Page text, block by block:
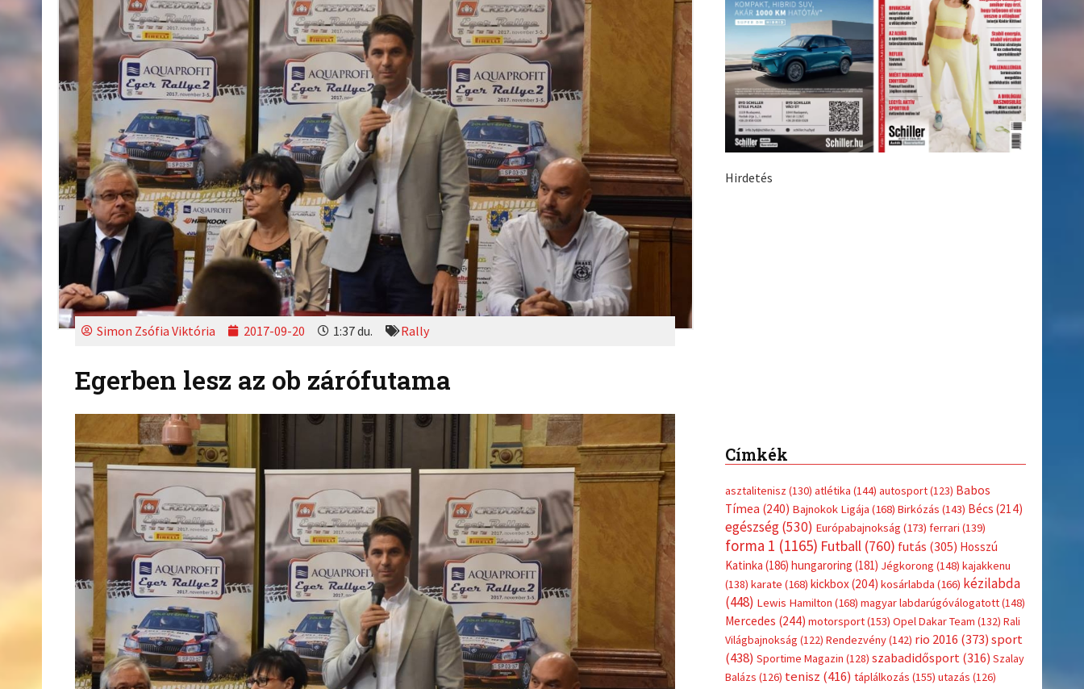
Simon Zsófia Viktória 2017-09-20 1:37 du. Rally
Egerben lesz az ob zárófutama
Hirdetés